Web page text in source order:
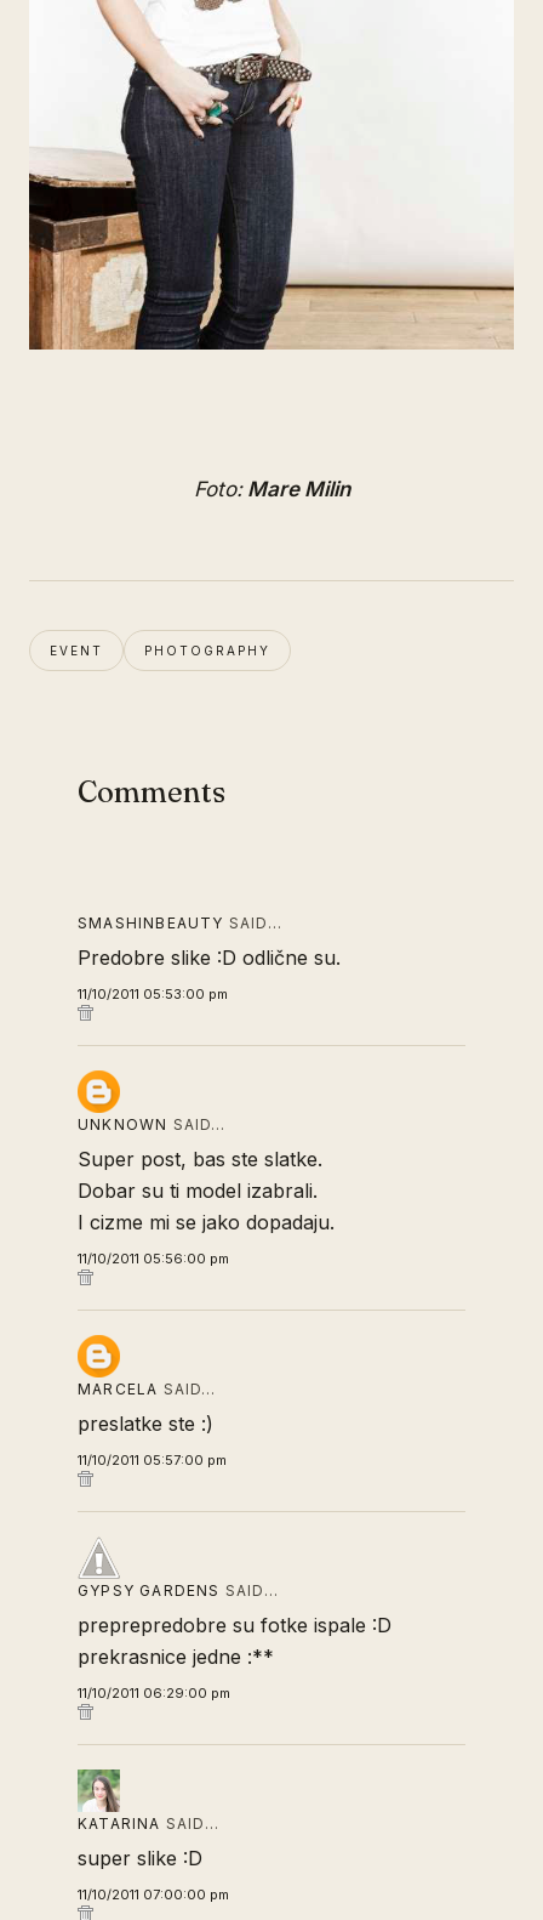
Foto:Mare Milin
EVENT PHOTOGRAPHY
Comments
SMASHINBEAUTY SAID…
Predobre slike :D odlične su.
11/10/2011 05:53:00 pm
UNKNOWN SAID…
Super post, bas ste slatke.
Dobar su ti model izabrali.
I cizme mi se jako dopadaju.
11/10/2011 05:56:00 pm
MARCELA SAID…
preslatke ste :)
11/10/2011 05:57:00 pm
GYPSY GARDENS SAID…
preprepredobre su fotke ispale :D
prekrasnice jedne :**
11/10/2011 06:29:00 pm
KATARINA SAID…
super slike :D
11/10/2011 07:00:00 pm